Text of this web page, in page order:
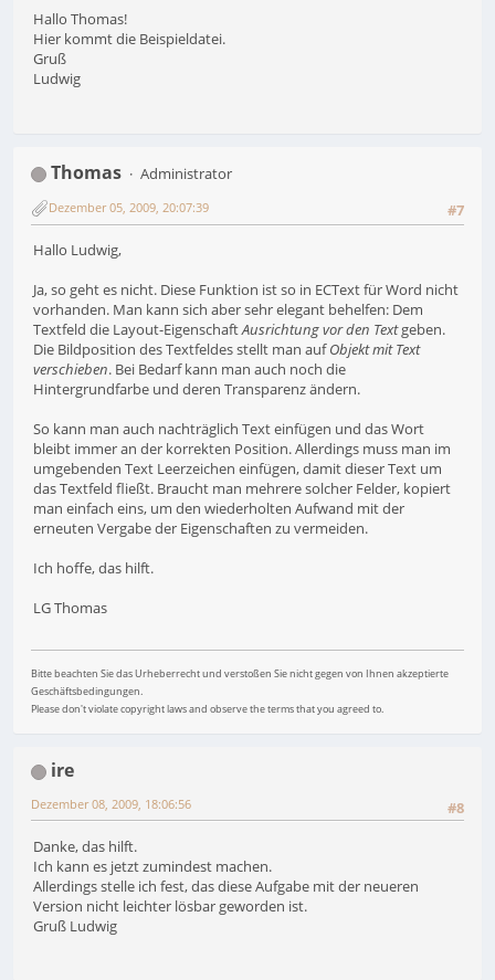
Hallo Thomas!
Hier kommt die Beispieldatei.
Gruß
Ludwig
Thomas
Administrator
#7
Dezember 05, 2009, 20:07:39
Hallo Ludwig,
Ja, so geht es nicht. Diese Funktion ist so in ECText für Word nicht
vorhanden. Man kann sich aber sehr elegant behelfen: Dem
Textfeld die Layout-EigenschaftAusrichtung vor den Textgeben.
Die Bildposition des Textfeldes stellt man aufObjekt mit Text
verschieben. Bei Bedarf kann man auch noch die
Hintergrundfarbe und deren Transparenz ändern.
So kann man auch nachträglich Text einfügen und das Wort
bleibt immer an der korrekten Position. Allerdings muss man im
umgebenden Text Leerzeichen einfügen, damit dieser Text um
das Textfeld fließt. Braucht man mehrere solcher Felder, kopiert
man einfach eins, um den wiederholten Aufwand mit der
erneuten Vergabe der Eigenschaften zu vermeiden.
Ich hoffe, das hilft.
LG Thomas
Bitte beachten Sie das Urheberrecht und verstoßen Sie nicht gegen von Ihnen akzeptierte
Geschäftsbedingungen.
Please don't violate copyright laws and observe the terms that you agreed to.
ire
#8
Dezember 08, 2009, 18:06:56
Danke, das hilft.
Ich kann es jetzt zumindest machen.
Allerdings stelle ich fest, das diese Aufgabe mit der neueren
Version nicht leichter lösbar geworden ist.
Gruß Ludwig